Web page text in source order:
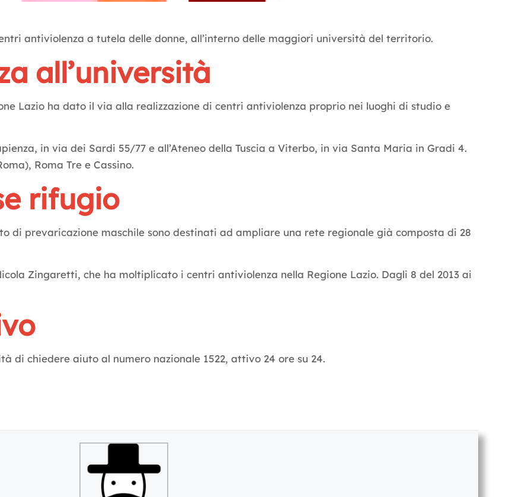
antiviolenza a tutela delle donne, all’interno delle maggiori università del territorio.
all’università
Lazio ha dato il via alla realizzazione di centri antiviolenza proprio nei luoghi di studio e
in via dei Sardi 55/77 e all’Ateneo della Tuscia a Viterbo, in via Santa Maria in Gradi 4.
Roma Tre e Cassino.
rifugio
di prevaricazione maschile sono destinati ad ampliare una rete regionale già composta di 28
Zingaretti, che ha moltiplicato i centri antiviolenza nella Regione Lazio. Dagli 8 del 2013 ai
di chiedere aiuto al numero nazionale 1522, attivo 24 ore su 24.